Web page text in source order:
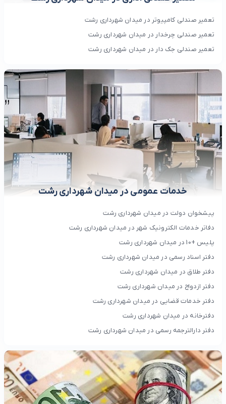
تعمیر صندلی کامپیوتر در میدان شهرداری رشت
تعمیر صندلی چرخدار در میدان شهرداری رشت
تعمیر صندلی جک دار در میدان شهرداری رشت
خدمات عمومی در میدان شهرداری رشت
پیشخوان دولت در میدان شهرداری رشت
دفاتر خدمات الکترونیک شهر در میدان شهرداری رشت
پلیس +10 در میدان شهرداری رشت
دفتر اسناد رسمی در میدان شهرداری رشت
دفتر طلاق در میدان شهرداری رشت
دفتر ازدواج در میدان شهرداری رشت
دفتر خدمات قضایی در میدان شهرداری رشت
دفترخانه در میدان شهرداری رشت
دفتر دارالترجمه رسمی در میدان شهرداری رشت